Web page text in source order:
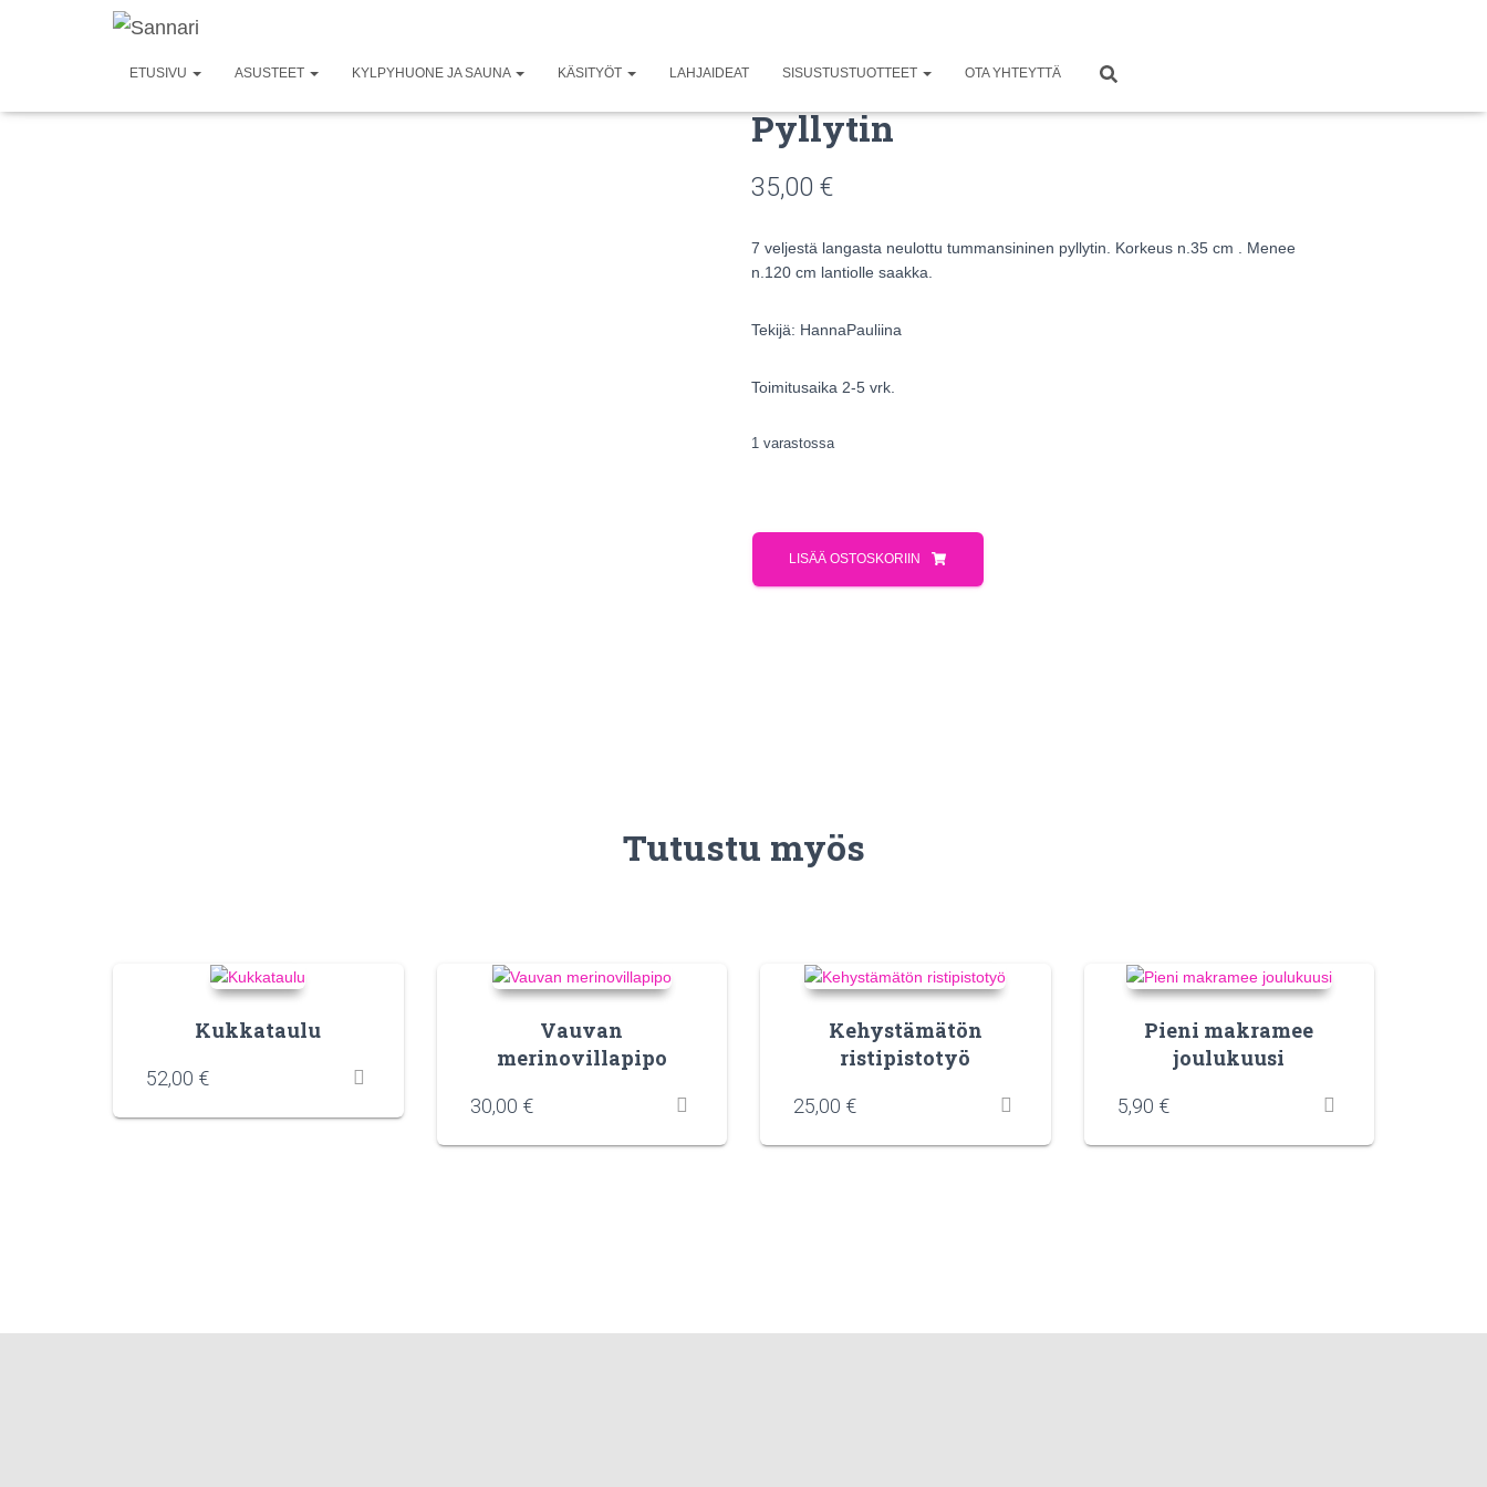
ETUSIVU ASUSTEET KYLPYHUONE JA SAUNA KÄSITYÖT LAHJAIDEAT SISUSTUSTUOTTEET OTA YHTEYTTÄ
Pyllytin
35,00 €
7 veljestä langasta neulottu tummansininen pyllytin. Korkeus n.35 cm . Menee
n.120 cm lantiolle saakka.
Tekijä: HannaPauliina
Toimitusaika 2-5 vrk.
1 varastossa
LISÄÄ OSTOSKORIIN
Tutustu myös
Kukkataulu
52,00 €
Vauvan
merinovillapipo
30,00 €
Kehystämätön
ristipistotyö
25,00 €
Pieni makramee
joulukuusi
5,90 €